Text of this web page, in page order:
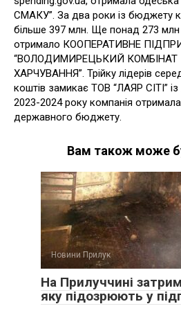
СМАКУ”. За два роки із бюджету
більше 397 млн. Ще понад 273
отримало КООПЕРАТИВНЕ
“ВОЛОДИМИРЕЦЬКИЙ
ХАРЧУВАННЯ”. Трійку лідерів
коштів замикає ТОВ “ЛАЯР СІТІ”
2023-2024 року компанія
державного бюджету.
Вам також може
Новини Прилук
На Прилуччині
яку підозрюють у